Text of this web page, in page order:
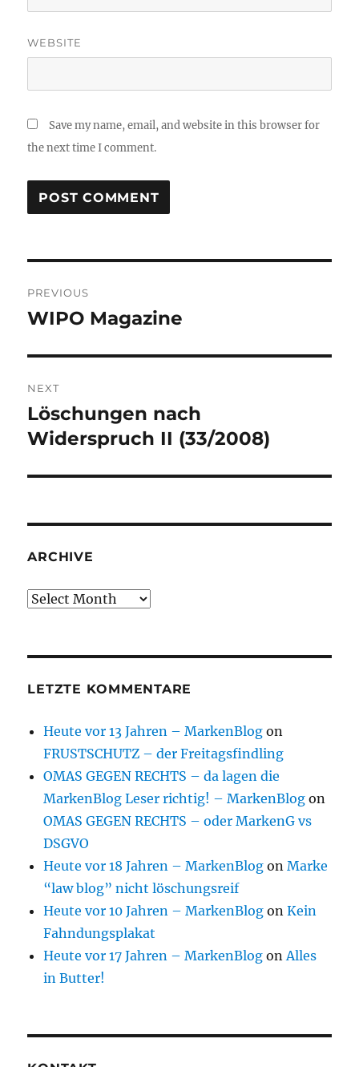
WEBSITE
Save my name, email, and website in this browser for
the next time I comment.
navigation
PREVIOUS
Previous
WIPO Magazine
NEXT
Next
post:
Löschungen nach
Widerspruch II (33/2008)
ARCHIVE
Archive
LETZTE KOMMENTARE
Heute vor 13 Jahren – MarkenBlog on
FRUSTSCHUTZ – der Freitagsfindling
OMAS GEGEN RECHTS – da lagen die
MarkenBlog Leser richtig! – MarkenBlog on
OMAS GEGEN RECHTS – oder MarkenG vs
DSGVO
Heute vor 18 Jahren – MarkenBlog onMarke
“law blog” nicht löschungsreif
Heute vor 10 Jahren – MarkenBlog onKein
Fahndungsplakat
Heute vor 17 Jahren – MarkenBlog onAlles
in Butter!